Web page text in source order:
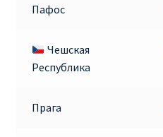
Пафос
Чешская
Республика
Прага